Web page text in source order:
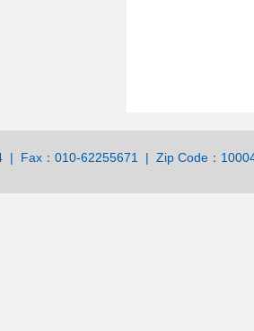
| Fax：010-62255671 | Zip Code：